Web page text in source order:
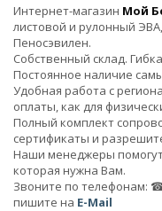
Интернет-магазин Мой
листовой и рулонный
Пеносэвилен.
Собственный склад.
Постоянное наличие
Удобная работа с
оплаты, как для
Полный комплект
сертификаты и
Наши менеджеры
которая нужна Вам.
Звоните по телефонам:
пишите на E-Mail